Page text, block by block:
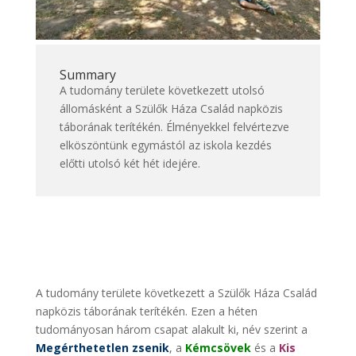
Summary
A tudomány területe következett utolsó
állomásként a Szülők Háza Család napközis
táborának terítékén. Élményekkel felvértezve
elköszöntünk egymástól az iskola kezdés
előtti utolsó két hét idejére.
A tudomány területe következett a Szülők Háza Család
napközis táborának terítékén. Ezen a héten
tudományosan három csapat alakult ki, név szerint a
Megérthetetlen zsenik, a Kémcsövekés a Kis